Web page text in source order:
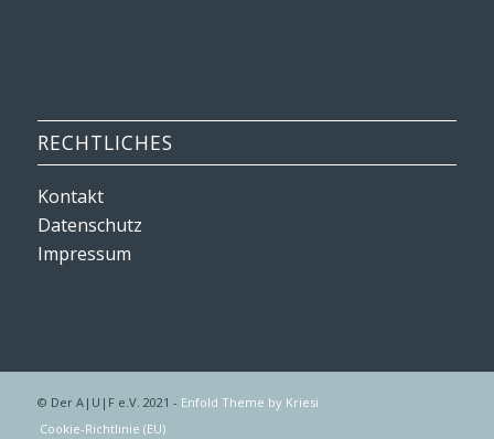
RECHTLICHES
Kontakt
Datenschutz
Impressum
© Der A|U|F e.V. 2021 - Enfold Theme by Kriesi
Cookie-Richtlinie (EU)